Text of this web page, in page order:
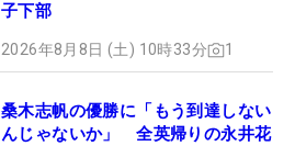
子下部
2026年8月8日 (土) 10時33分 1
桑木志帆の優勝に「もう到達しない
んじゃないか」 全英帰りの永井花